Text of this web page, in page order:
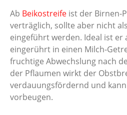
Ab Beikostreife ist der Birnen-
verträglich, sollte aber nicht
eingeführt werden. Ideal ist er
eingerührt in einen Milch-
fruchtige Abwechslung nach
der Pflaumen wirkt der
verdauungsfördernd und
vorbeugen.